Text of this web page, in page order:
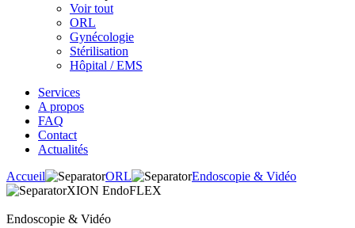
Voir tout
ORL
Gynécologie
Stérilisation
Hôpital / EMS
Services
A propos
FAQ
Contact
Actualités
Accueil
ORL
Endoscopie & Vidéo
XION EndoFLEX
Endoscopie & Vidéo